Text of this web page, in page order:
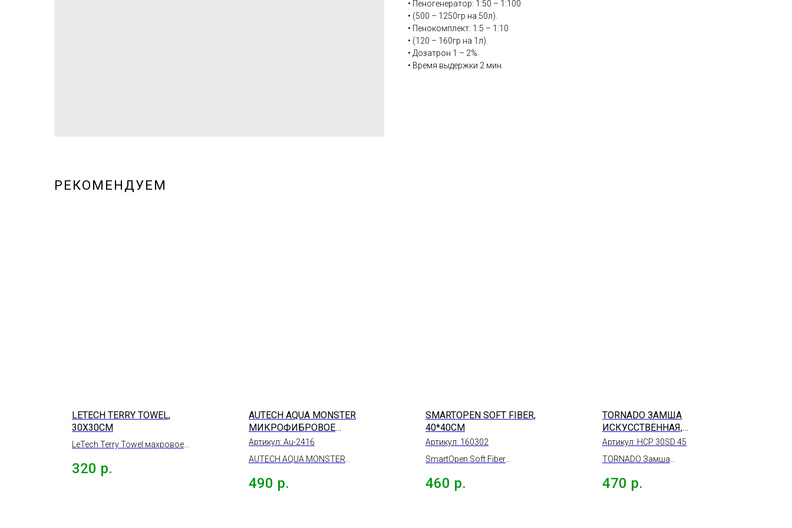
• Пеногенератор: 1:50 – 1:100
• (500 – 1250гр на 50л).
• Пенокомплект: 1:5 – 1:10
• (120 – 160гр на 1л).
• Дозатрон 1 – 2%.
• Время выдержки 2 мин.
РЕКОМЕНДУЕМ
LETECH TERRY TOWEL,
30Х30СМ
LeTech Terry Towel махровое
320 р.
AUTECH AQUA MONSTER
МИКРОФИБРОВОЕ
ПОЛОТЕНЦЕ 50*80 СМ,
СУШКИ
Артикул: Au-2416
AUTECH AQUA MONSTER
50*80 см, черное, 600гр/м2
490 р.
SMARTOPEN SOFT FIBER,
40*40СМ
Артикул: 160302
SmartOpen Soft Fiber
супермягкая 2шт., 40*40см.
460 р.
TORNADO ЗАМША
ИСКУССТВЕННАЯ,
55*45СМ
Артикул: HCP 30SD 45
TORNADO Замша
55*45см.
470 р.